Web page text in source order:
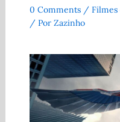
0 Comments / Filmes
/ Por Zazinho